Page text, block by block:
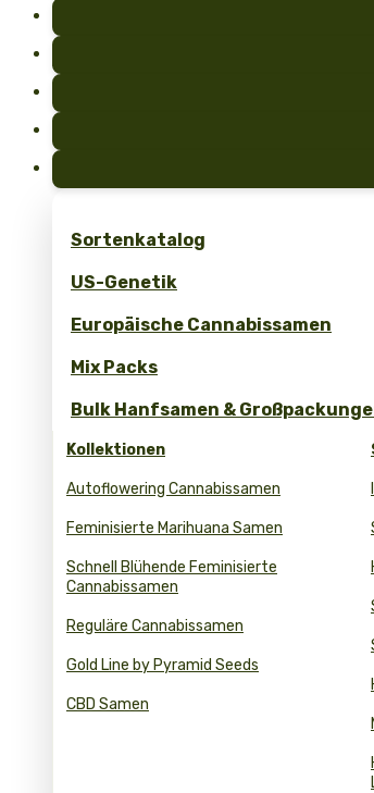
Sortenkatalog
US-Genetik
Europäische Cannabissamen
Mix Packs
Bulk Hanfsamen &
Kollektionen
Autoflowering Cannabissamen
Feminisierte Marihuana Samen
Schnell Blühende Feminisierte
Cannabissamen
Reguläre Cannabissamen
Gold Line by Pyramid Seeds
CBD Samen